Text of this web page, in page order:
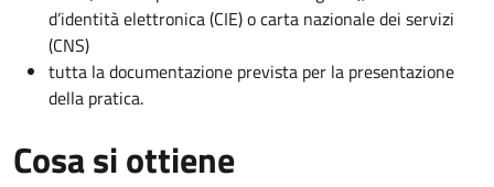
d’identità elettronica (CIE) o carta nazionale dei servizi
(CNS)
tutta la documentazione prevista per la presentazione
della pratica.
Cosa si ottiene